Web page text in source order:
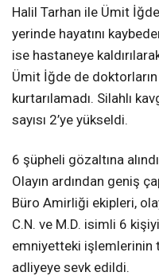
Halil Tarhan ile Ümit
yerinde hayatını
ise hastaneye
Ümit İğde de
kurtarılamadı. Silahlı
sayısı 2’ye yükseldi.
6 şüpheli gözaltına alındı
Olayın ardından geniş
Büro Amirliği ekipleri,
C.N. ve M.D. isimli 6
emniyetteki işlemlerinin
adliyeye sevk edildi.